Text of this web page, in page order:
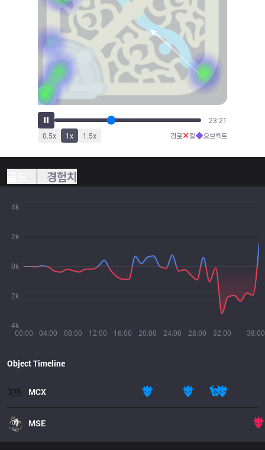
25:20
0.5x 1x 1.5x 경로✕킬◆오브젝트
경험치
00:00 04:00 08:00 12:00 16:00 20:00 24:00 28:00 32:00 38:00
4k
2k
0k
2k
4k
Object Timeline
MCX
MSE